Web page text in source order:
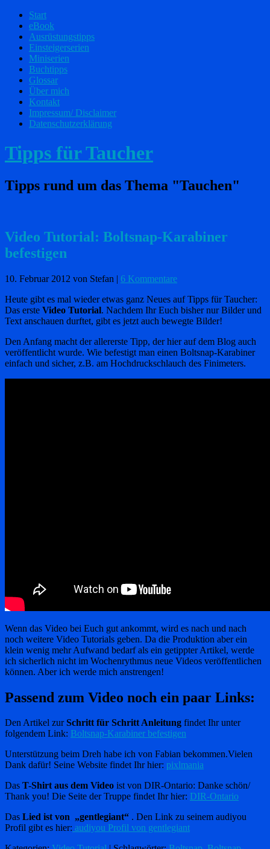
Start
eBook
Ausrüstungstipps
Einsteigerserien
Miniserien
Buchtipps
Glossar
Über mich
Kontakt
Impressum/ Disclaimer
Datenschutzerklärung
Tipps für Taucher
Tipps rund um das Thema "Tauchen"
Video Tutorial: Boltsnap-Karabiner
befestigen
10. Februar 2012 von Stefan | 6 Kommentare
Heute gibt es mal wieder etwas ganz Neues auf Tipps für Taucher:
Das erste Video Tutorial. Nachdem Ihr Euch bisher nur Bilder und
Text anschauen durftet, gibt es jetzt auch bewegte Bilder!
Den Anfang macht der allererste Tipp, der hier auf dem Blog auch
veröffentlicht wurde. Wie befestigt man einen Boltsnap-Karabiner
einfach und sicher, z.B. am Hochdruckschlauch des Finimeters.
Wenn das Video bei Euch gut ankommt, wird es nach und nach
noch weitere Video Tutorials geben. Da die Produktion aber ein
klein wenig mehr Aufwand bedarf als ein getippter Artikel, werde
ich sicherlich nicht im Wochenrythmus neue Videos veröffentlichen
können. Aber ich werde mich anstrengen!
Passend zum Video noch ein paar Links:
Den Artikel zurSchritt für Schritt Anleitung findet Ihr unter
folgendem Link: Boltsnap-Karabiner befestigen
Unterstützung beim Dreh habe ich von Fabian bekommen.Vielen
Dank dafür! Seine Website findet Ihr hier: pixlmania
Das T-Shirt aus dem Video ist von DIR-Ontario: Danke schön/
Thank you! Die Seite der Truppe findet Ihr hier: DIR-Ontario
Das Lied ist von „gentlegiant“ . Den Link zu seinem audiyou
Profil gibt es hier: audiyou Profil von gentlegiant